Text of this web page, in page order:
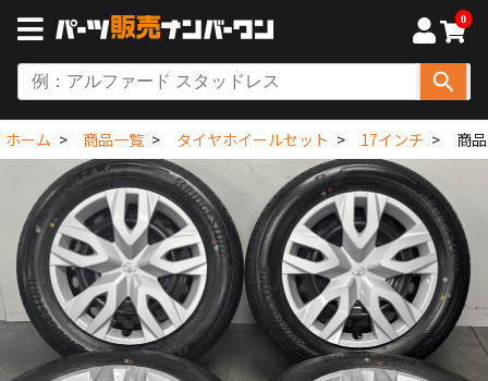
0
ホーム 商品一覧 タイヤホイールセット 17インチ 商